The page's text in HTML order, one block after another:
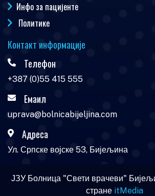
Инфо за пацијенте
Политике
Контакт информације
Телефон
+387 (0)55 415 555
Емаил
uprava@bolnicabijeljina.com
Адреса
Ул. Српске војске 53, Бијељина
ЈЗУ Болница "Свети врачеви"
стране itMedia